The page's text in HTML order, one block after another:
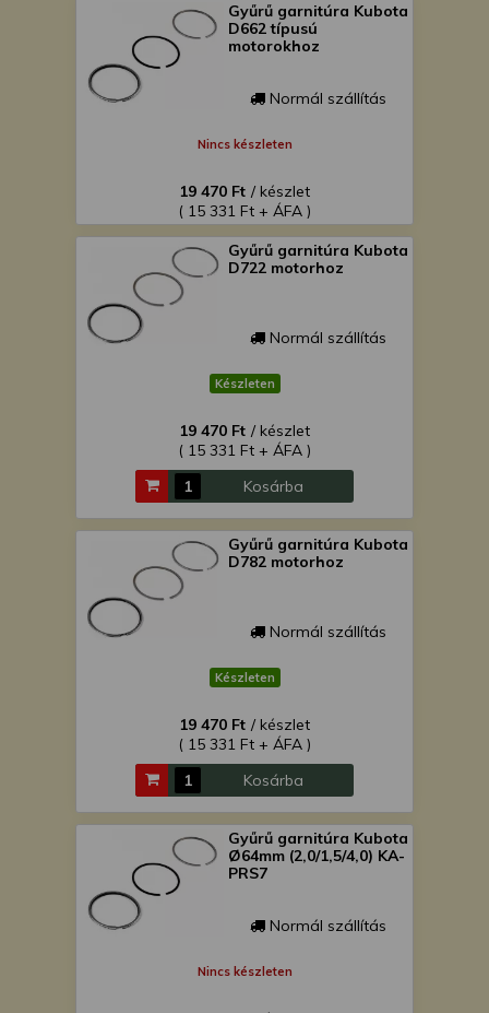
Gyűrű garnitúra Kubota
D662 típusú
motorokhoz
Normál szállítás
Nincs készleten
19 470 Ft / készlet
( 15 331 Ft + ÁFA )
Gyűrű garnitúra Kubota
D722 motorhoz
Normál szállítás
Készleten
19 470 Ft / készlet
( 15 331 Ft + ÁFA )
Kosárba
Gyűrű garnitúra Kubota
D782 motorhoz
Normál szállítás
Készleten
19 470 Ft / készlet
( 15 331 Ft + ÁFA )
Kosárba
Gyűrű garnitúra Kubota
Ø64mm (2,0/1,5/4,0) KA-
PRS7
Normál szállítás
Nincs készleten